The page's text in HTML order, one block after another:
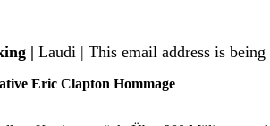
| Laudi | This email address is
Eric Clapton Hommage